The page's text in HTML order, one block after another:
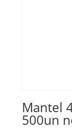
Mantel
500un